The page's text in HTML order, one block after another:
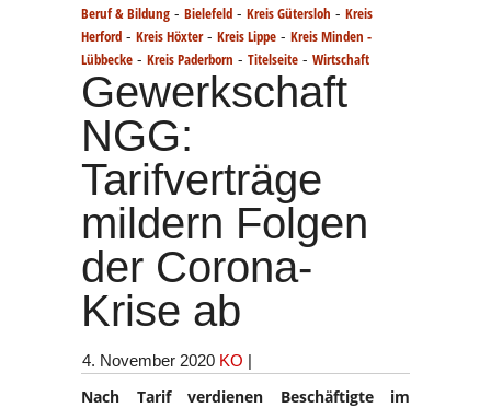
Beruf & Bildung - Bielefeld - Kreis Gütersloh - Kreis
Herford - Kreis Höxter- Kreis Lippe - Kreis Minden -
Lübbecke - Kreis Paderborn - Titelseite - Wirtschaft
Gewerkschaft
NGG:
Tarifverträge
mildern Folgen
der Corona-
Krise ab
4. November 2020 KO |
Nach Tarif verdienen Beschäftigte im